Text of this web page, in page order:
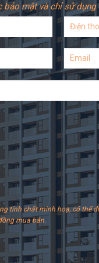
mật và chỉ sử dụng
tính chất minh hoạ, có thể
mua bán.